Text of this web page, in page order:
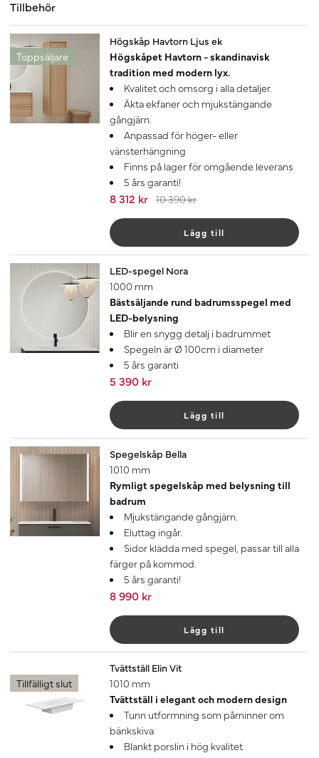
Tillbehör
Toppsäljare
Högskåp Havtorn Ljus ek
Högskåpet Havtorn - skandinavisk
tradition med modern lyx.
Kvalitet och omsorg i alla detaljer.
Äkta ekfaner och mjukstängande
gångjärn.
Anpassad för höger- eller
vänsterhängning
Finns på lager för omgående leverans
5 års garanti!
8 312 kr 10 390 kr
Lägg till
LED-spegel Nora
1000 mm
Bästsäljande rund badrumsspegel med
LED-belysning
Blir en snygg detalj i badrummet
Spegeln är Ø 100cm i diameter
5 års garanti
5 390 kr
Lägg till
Spegelskåp Bella
1010 mm
Rymligt spegelskåp med belysning till
badrum
Mjukstängande gångjärn.
Eluttag ingår.
Sidor klädda med spegel, passar till alla
färger på kommod.
5 års garanti!
8 990 kr
Lägg till
Tillfälligt slut
Tvättställ Elin Vit
1010 mm
Tvättställ i elegant och modern design
Tunn utformning som påminner om
bänkskiva
Blankt porslin i hög kvalitet